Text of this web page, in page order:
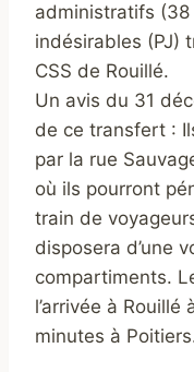
administratifs (38
indésirables (PJ)
CSS de Rouillé.
Un avis du 31
de ce transfert :
par la rue
où ils pourront
train de
disposera d’une
compartiments.
l’arrivée à
minutes à